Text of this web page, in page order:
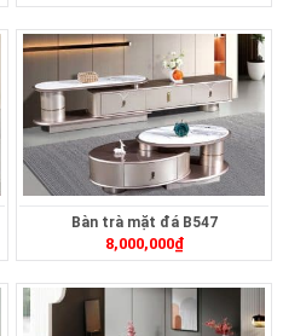
Bàn trà mặt đá B547
8,000,000₫